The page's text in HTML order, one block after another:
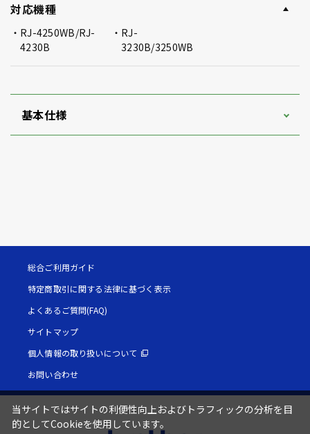
対応機種
RJ-4250WB/RJ-
4230B
RJ-
3230B/3250WB
基本仕様
総合ご利用ガイド
特定商取引に関する法律に基づく表示
よくあるご質問(FAQ)
サイトマップ
個人情報の取り扱いについて
お問い合わせ
当サイトではサイトの利便性向上およびトラフィックの分析を目
的としてCookieを使用しています。